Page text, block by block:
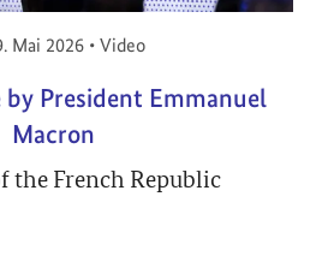
am:
Mai 2026 • Video
by President Emmanuel
Macron
the French Republic